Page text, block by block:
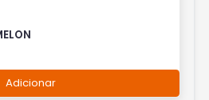
Adicionar